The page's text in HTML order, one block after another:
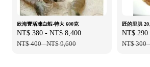
欣海豐活凍白蝦-特大 600克
Sale
price
NT$ 380 - NT$ 8,400
NT$ 400-NT$ 9,600
匠的里肌
Sale
price
NT$ 290
NT$ 300